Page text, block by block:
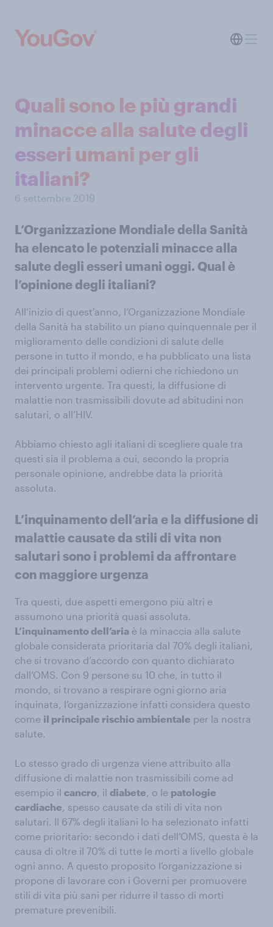
Quali sono le più grandi
minacce alla salute degli
esseri umani per gli
italiani?
6 settembre 2019
L’Organizzazione Mondiale della Sanità
ha elencato le potenziali minacce alla
salute degli esseri umani oggi. Qual è
l’opinione degli italiani?
All’inizio di quest'anno, l’Organizzazione Mondiale
della Sanità ha stabilito un piano quinquennale per il
miglioramento delle condizioni di salute delle
persone in tutto il mondo, e ha pubblicato una lista
dei principali problemi odierni che richiedono un
intervento urgente. Tra questi, la diffusione di
malattie non trasmissibili dovute ad abitudini non
salutari, o all’HIV.
Abbiamo chiesto agli italiani di scegliere quale tra
questi sia il problema a cui, secondo la propria
personale opinione, andrebbe data la priorità
assoluta.
L’inquinamento dell’aria e la diffusione di
malattie causate da stili di vita non
salutari sono i problemi da affrontare
con maggiore urgenza
Tra questi, due aspetti emergono più altri e
assumono una priorità quasi assoluta.
L’inquinamento dell’aria è la minaccia alla salute
globale considerata prioritaria dal 70% degli italiani,
che si trovano d’accordo con quanto dichiarato
dall’OMS. Con 9 persone su 10 che, in tutto il
mondo, si trovano a respirare ogni giorno aria
inquinata, l’organizzazione infatti considera questo
come il principale rischio ambientale per la nostra
salute.
Lo stesso grado di urgenza viene attribuito alla
diffusione di malattie non trasmissibili come ad
esempio il cancro, il diabete, o le patologie
cardiache, spesso causate da stili di vita non
salutari. Il 67% degli italiani lo ha selezionato infatti
come prioritario: secondo i dati dell’OMS, questa è la
causa di oltre il 70% di tutte le morti a livello globale
ogni anno. A questo proposito l’organizzazione si
propone di lavorare con i Governi per promuovere
stili di vita più sani per ridurre il tasso di morti
premature prevenibili.